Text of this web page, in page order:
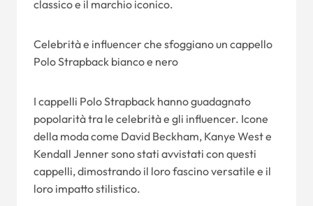
classico e il marchio iconico.
Celebrità e influencer che sfoggiano un cappello
Polo Strapback bianco e nero
I cappelli Polo Strapback hanno guadagnato
popolarità tra le celebrità e gli influencer. Icone
della moda come David Beckham, Kanye West e
Kendall Jenner sono stati avvistati con questi
cappelli, dimostrando il loro fascino versatile e il
loro impatto stilistico.